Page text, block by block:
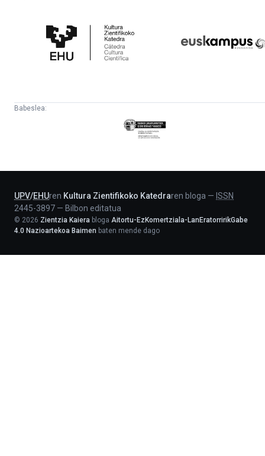
Zientifikoko
Katedra
Babeslea:
Eusko
Jaurlaritza
UPV/EHUren Kultura Zientifikoko Katedraren bloga — ISSN
2445-3897 — Bilbon editatua
© 2026 Zientzia Kaiera bloga Aitortu-EzKomertziala-LanEratorririkGabe
4.0 Nazioartekoa Baimen baten mende dago